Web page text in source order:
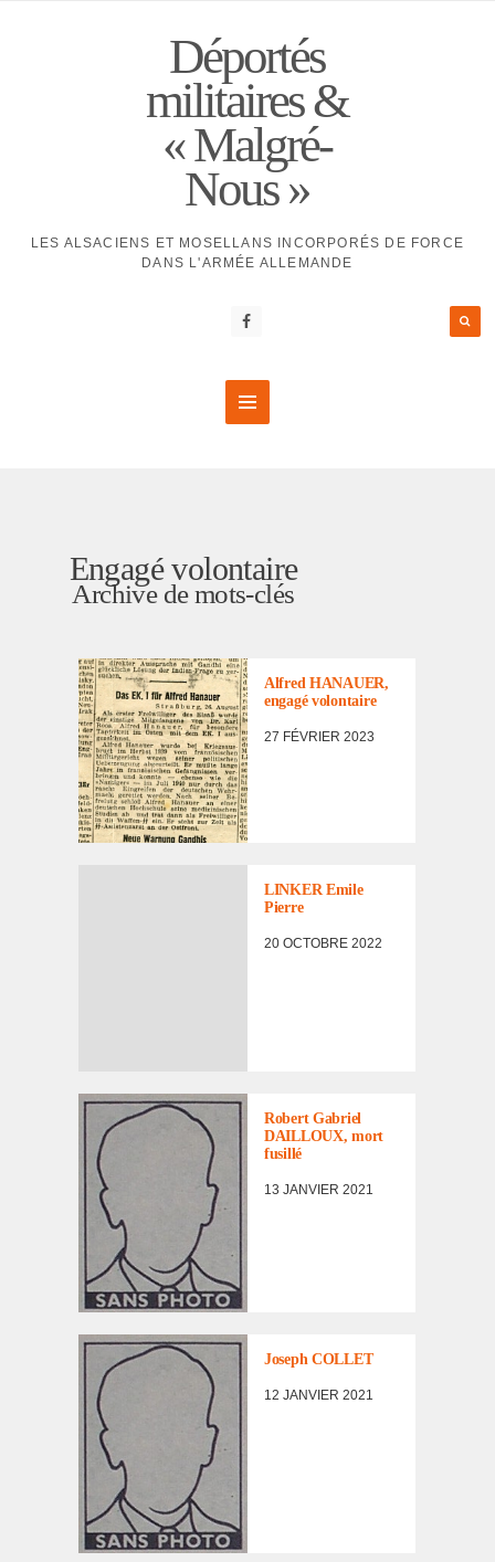
Déportés
militaires &
« Malgré-
Nous »
LES ALSACIENS ET MOSELLANS INCORPORÉS DE FORCE
DANS L'ARMÉE ALLEMANDE
Engagé volontaire
Archive de mots-clés
Alfred HANAUER,
engagé volon­taire
27 FÉVRIER 2023
LINKER Emile
Pierre
20 OCTOBRE 2022
Robert Gabriel
DAILLOUX, mort
fusillé
13 JANVIER 2021
LISTE DES NON
RENTRÉS
Joseph COLLET
12 JANVIER 2021
LISTE DES NON
RENTRÉS